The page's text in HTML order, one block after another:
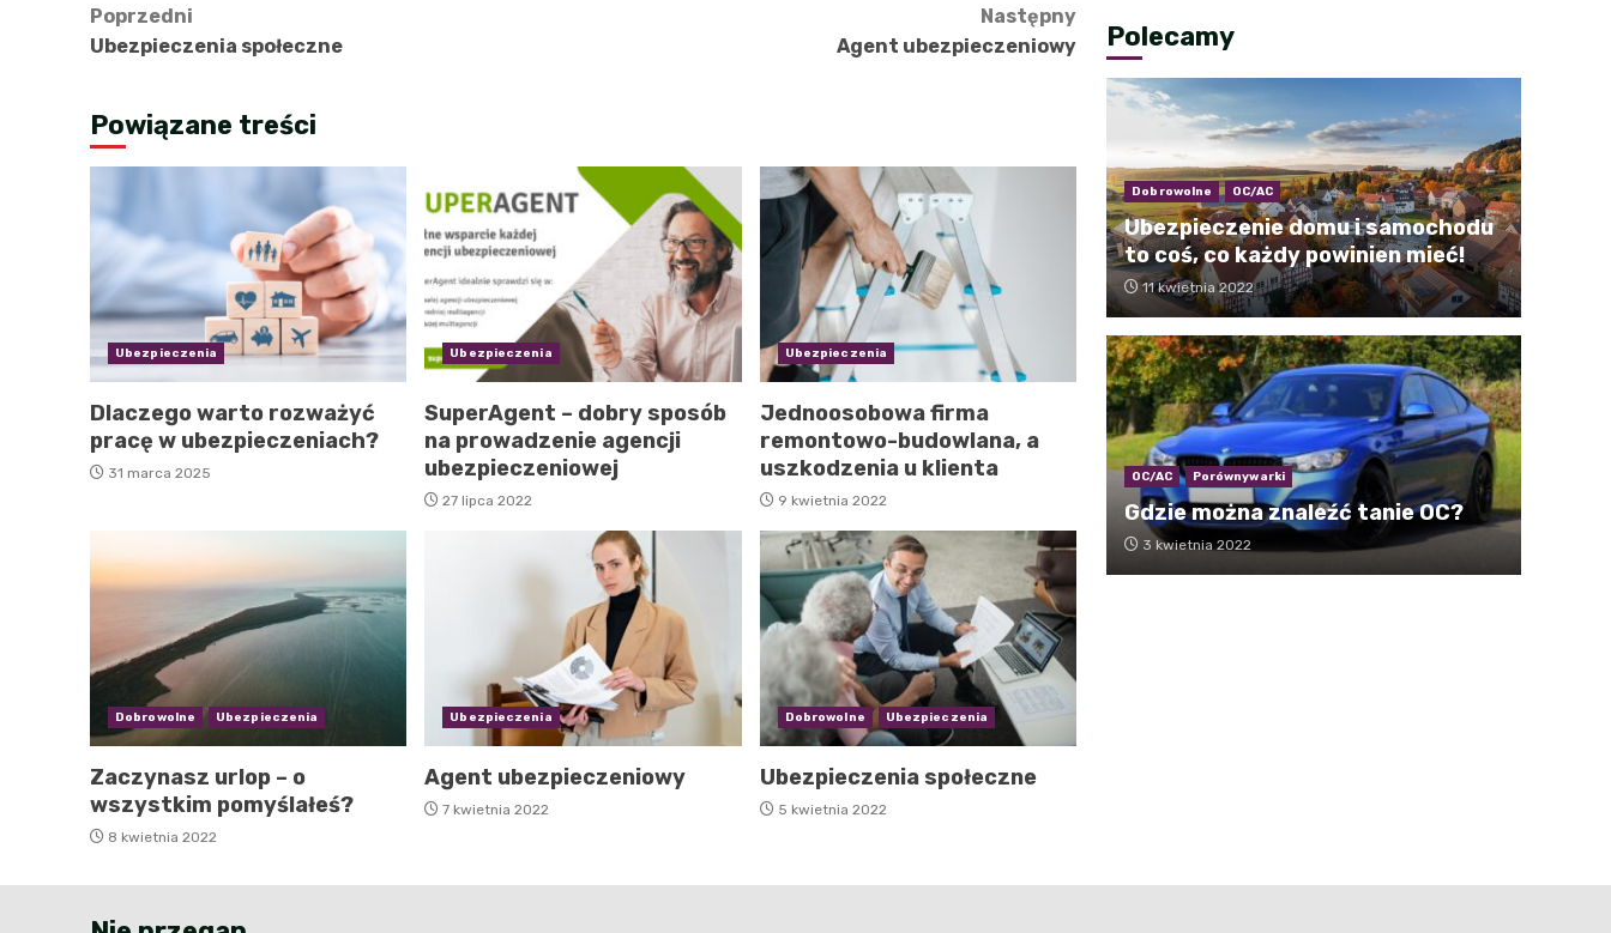
Zobacz
wpisy
Poprzedni
Ubezpieczenia społeczne
Następny
Agent ubezpieczeniowy
Powiązane treści
Ubezpieczenia
Dlaczego warto rozważyć
pracę w ubezpieczeniach?
31 marca 2025
Ubezpieczenia
SuperAgent – dobry sposób
na prowadzenie agencji
ubezpieczeniowej
27 lipca 2022
Ubezpieczenia
Jednoosobowa firma
remontowo-budowlana, a
uszkodzenia u klienta
9 kwietnia 2022
Dobrowolne Ubezpieczenia
Zaczynasz urlop – o
wszystkim pomyślałeś?
8 kwietnia 2022
Ubezpieczenia
Agent ubezpieczeniowy
7 kwietnia 2022
Dobrowolne Ubezpieczenia
Ubezpieczenia społeczne
5 kwietnia 2022
Polecamy
Dobrowolne OC/AC
Ubezpieczenie domu i samochodu
to coś, co każdy powinien mieć!
11 kwietnia 2022
OC/AC Porównywarki
Gdzie można znaleźć tanie OC?
3 kwietnia 2022